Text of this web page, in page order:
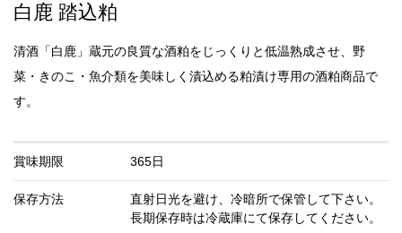
白鹿 踏込粕
清酒「白鹿」蔵元の良質な酒粕をじっくりと低温熟成させ、野
菜・きのこ・魚介類を美味しく漬込める粕漬け専用の酒粕商品で
す。
賞味期限 365日
保存方法
直射日光を避け、冷暗所で保管して下さい。
長期保存時は冷蔵庫にて保存してください。